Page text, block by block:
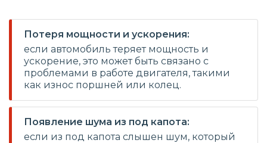
Потеря мощности и ускорения:
если автомобиль теряет мощность и
ускорение, это может быть связано с
проблемами в работе двигателя, такими
как износ поршней или колец.
Появление шума из под капота:
если из под капота слышен шум, который